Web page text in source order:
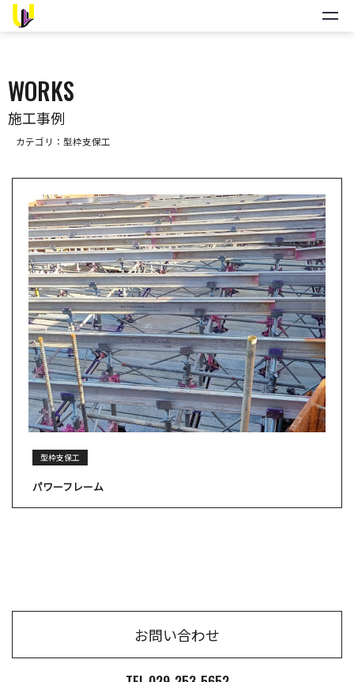
WORKS
施工事例
カテゴリ： 型枠支保工
型枠支保工
パワーフレーム
お問い合わせ